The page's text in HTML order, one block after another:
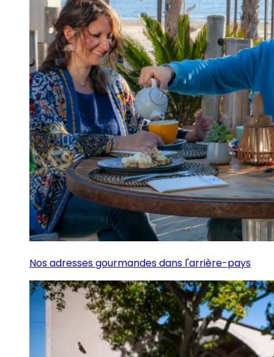
Nos adresses gourmandes dans l'arrière-pays